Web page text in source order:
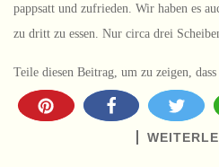
pappsatt und zufrieden. Wir haben es
zu dritt zu essen. Nur circa drei
Teile diesen Beitrag, um zu zeigen,